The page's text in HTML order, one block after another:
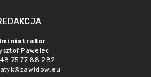
Pawelec
75 77 88 282